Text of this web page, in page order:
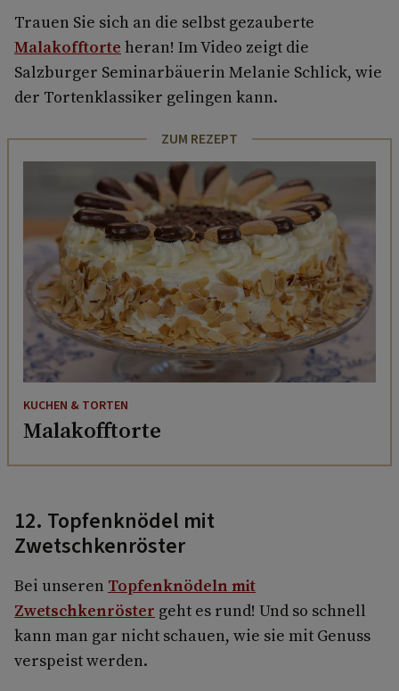
Trauen Sie sich an die selbst gezauberte
Malakofftorte heran! Im Video zeigt die
Salzburger Seminarbäuerin Melanie Schlick, wie
der Tortenklassiker gelingen kann.
ZUM REZEPT
KUCHEN & TORTEN
Malakofftorte
12. Topfenknödel mit
Zwetschkenröster
Bei unseren Topfenknödeln mit
Zwetschkenröster geht es rund! Und so schnell
kann man gar nicht schauen, wie sie mit Genuss
verspeist werden.